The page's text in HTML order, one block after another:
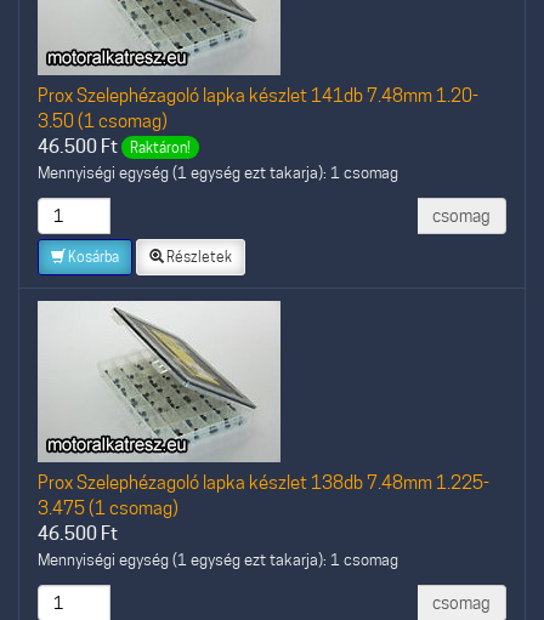
Prox Szelephézagoló lapka készlet 141db 7.48mm 1.20-
3.50 (1 csomag)
46.500 Ft Raktáron!
Mennyiségi egység (1 egység ezt takarja): 1 csomag
csomag
Kosárba Részletek
Prox Szelephézagoló lapka készlet 138db 7.48mm 1.225-
3.475 (1 csomag)
46.500 Ft
Mennyiségi egység (1 egység ezt takarja): 1 csomag
csomag